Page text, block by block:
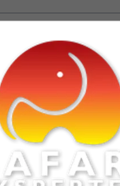
Hvornår har du tid?